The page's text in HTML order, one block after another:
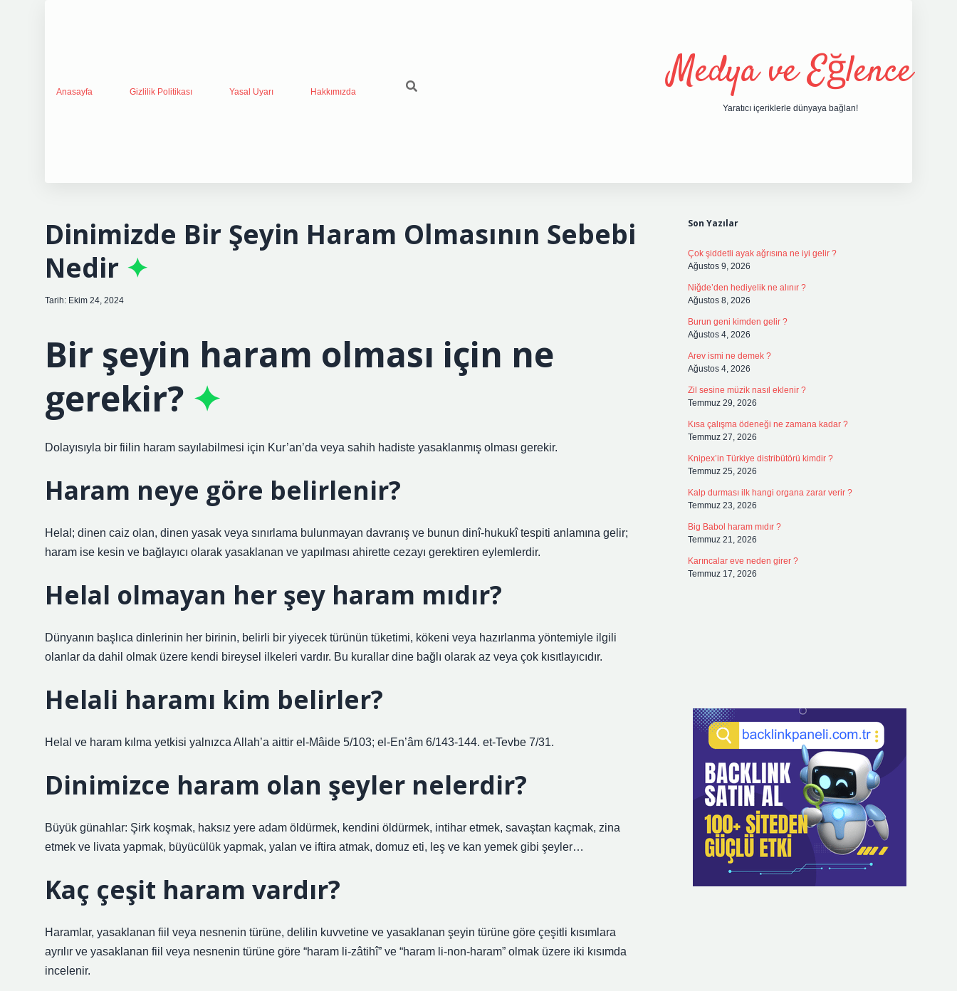
Anasayfa Gizlilik Politikası Yasal Uyarı Hakkımızda Medya ve Eğlence
Yaratıcı içeriklerle dünyaya bağlan!
Dinimizde Bir Şeyin Haram Olmasının Sebebi
Nedir
Tarih: Ekim 24, 2024
Bir şeyin haram olması için ne
gerekir?
Dolayısıyla bir fiilin haram sayılabilmesi için Kur’an’da veya sahih hadiste yasaklanmış olması gerekir.
Haram neye göre belirlenir?
Helal; dinen caiz olan, dinen yasak veya sınırlama bulunmayan davranış ve bunun dinî-hukukî tespiti anlamına gelir;
haram ise kesin ve bağlayıcı olarak yasaklanan ve yapılması ahirette cezayı gerektiren eylemlerdir.
Helal olmayan her şey haram mıdır?
Dünyanın başlıca dinlerinin her birinin, belirli bir yiyecek türünün tüketimi, kökeni veya hazırlanma yöntemiyle ilgili
olanlar da dahil olmak üzere kendi bireysel ilkeleri vardır. Bu kurallar dine bağlı olarak az veya çok kısıtlayıcıdır.
Helali haramı kim belirler?
Helal ve haram kılma yetkisi yalnızca Allah’a aittir el-Mâide 5/103; el-En’âm 6/143-144. et-Tevbe 7/31.
Dinimizce haram olan şeyler nelerdir?
Büyük günahlar: Şirk koşmak, haksız yere adam öldürmek, kendini öldürmek, intihar etmek, savaştan kaçmak, zina
etmek ve livata yapmak, büyücülük yapmak, yalan ve iftira atmak, domuz eti, leş ve kan yemek gibi şeyler…
Kaç çeşit haram vardır?
Haramlar, yasaklanan fiil veya nesnenin türüne, delilin kuvvetine ve yasaklanan şeyin türüne göre çeşitli kısımlara
ayrılır ve yasaklanan fiil veya nesnenin türüne göre “haram li-zâtihî” ve “haram li-non-haram” olmak üzere iki kısımda
incelenir.
Son Yazılar
Çok şiddetli ayak ağrısına ne iyi gelir ?
Ağustos 9, 2026
Niğde’den hediyelik ne alınır ?
Ağustos 8, 2026
Burun geni kimden gelir ?
Ağustos 4, 2026
Arev ismi ne demek ?
Ağustos 4, 2026
Zil sesine müzik nasıl eklenir ?
Temmuz 29, 2026
Kısa çalışma ödeneği ne zamana kadar ?
Temmuz 27, 2026
Knipex’in Türkiye distribütörü kimdir ?
Temmuz 25, 2026
Kalp durması ilk hangi organa zarar verir ?
Temmuz 23, 2026
Big Babol haram mıdır ?
Temmuz 21, 2026
Karıncalar eve neden girer ?
Temmuz 17, 2026